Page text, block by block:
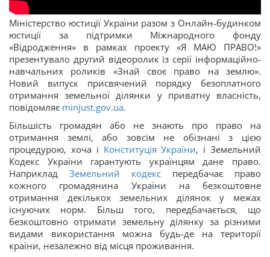
Міністерство юстиції України разом з Онлайн-будинком
юстиції за підтримки Міжнародного фонду
«Відродження» в рамках проекту «Я МАЮ ПРАВО!»
презентувало другий відеоролик із серії інформаційно-
навчальних роликів «Знай своє право на землю».
Новий випуск присвячений порядку безоплатного
отримання земельної ділянки у приватну власність,
повідомляє minjust.gov.ua.
Більшість громадян або не знають про право на
отримання землі, або зовсім не обізнані з цією
процедурою, хоча і Конституція України, і Земельний
Кодекс України гарантують українцям дане право.
Наприклад
Земельний кодекс передбачає право
кожного громадянина України на безкоштовне
отримання декількох земельних ділянок у межах
існуючих норм. Більш того, передбачається, що
безкоштовно отримати земельну ділянку за різними
видами використання можна будь-де на території
країни, незалежно від місця проживання.